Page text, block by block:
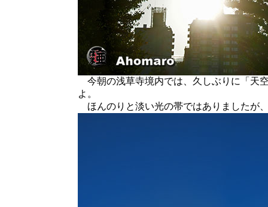
今朝の浅草寺境内では、久しぶりに「天
よ。
ほんのりと淡い光の帯ではありましたが